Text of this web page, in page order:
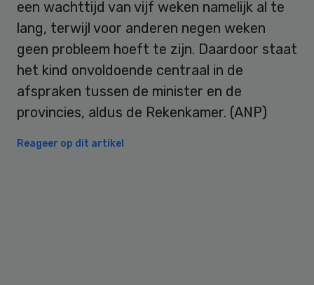
een wachttijd van vijf weken namelijk al te
lang, terwijl voor anderen negen weken
geen probleem hoeft te zijn. Daardoor staat
het kind onvoldoende centraal in de
afspraken tussen de minister en de
provincies, aldus de Rekenkamer. (ANP)
Reageer op dit artikel